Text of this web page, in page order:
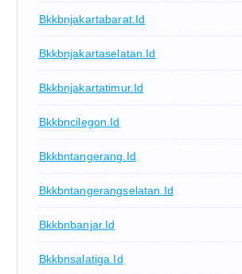
Bkkbnjakartabarat.id
Bkkbnjakartaselatan.id
Bkkbnjakartatimur.id
Bkkbncilegon.id
Bkkbntangerang.id
Bkkbntangerangselatan.id
Bkkbnbanjar.id
Bkkbnsalatiga.id